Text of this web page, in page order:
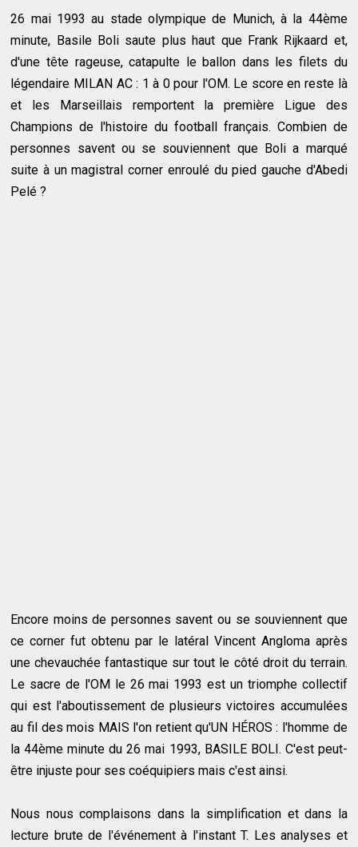
26 mai 1993 au stade olympique de Munich, à la 44ème
minute, Basile Boli saute plus haut que Frank Rijkaard et,
d'une tête rageuse, catapulte le ballon dans les filets du
légendaire MILAN AC : 1 à 0 pour l'OM. Le score en reste là
et les Marseillais remportent la première Ligue des
Champions de l'histoire du football français. Combien de
personnes savent ou se souviennent que Boli a marqué
suite à un magistral corner enroulé du pied gauche d'Abedi
Pelé ?
Encore moins de personnes savent ou se souviennent que
ce corner fut obtenu par le latéral Vincent Angloma après
une chevauchée fantastique sur tout le côté droit du terrain.
Le sacre de l'OM le 26 mai 1993 est un triomphe collectif
qui est l'aboutissement de plusieurs victoires accumulées
au fil des mois MAIS l'on retient qu'UN HÉROS : l'homme de
la 44ème minute du 26 mai 1993, BASILE BOLI. C'est peut-
être injuste pour ses coéquipiers mais c'est ainsi.
Nous nous complaisons dans la simplification et dans la
lecture brute de l'événement à l'instant T. Les analyses et